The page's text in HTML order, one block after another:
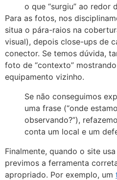
o que “surgiu” ao redor
Para as fotos, nos
situa o pára-raios na
visual), depois close-ups de
conector. Se temos dúvida,
foto de “contexto”
equipamento vizinho.
Se não conseguimos
uma frase (“onde
observando?”),
conta um local e um
Finalmente, quando o site
previmos a ferramenta
apropriado. Por exemplo, um